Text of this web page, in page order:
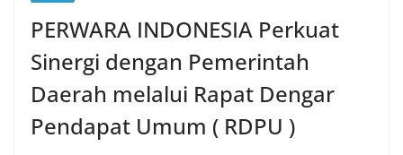
PERWARA INDONESIA Perkuat
Sinergi dengan Pemerintah
Daerah melalui Rapat Dengar
Pendapat Umum ( RDPU )